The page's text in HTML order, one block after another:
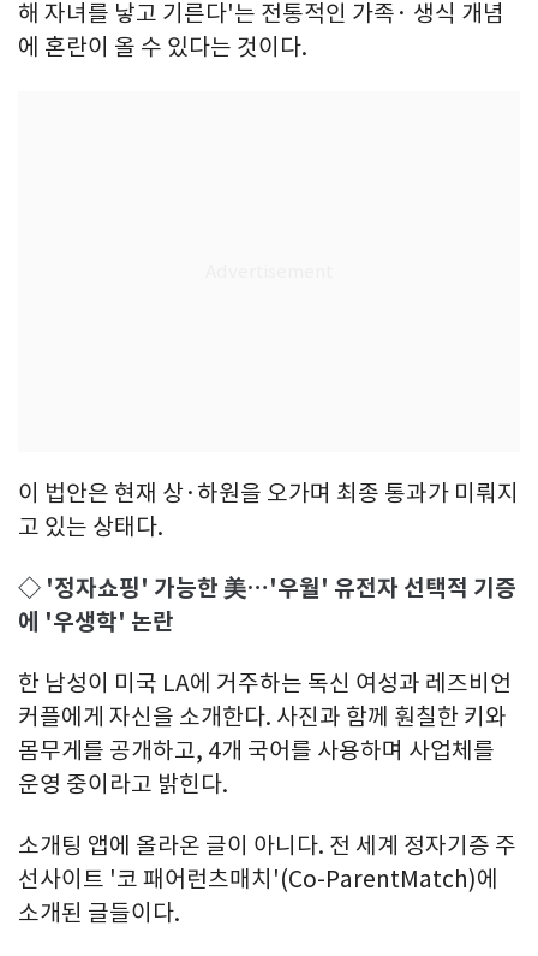
해 자녀를 낳고 기른다'는 전통적인 가족· 생식 개념
에 혼란이 올 수 있다는 것이다.
이 법안은 현재 상·하원을 오가며 최종 통과가 미뤄지
고 있는 상태다.
◇ '정자쇼핑' 가능한 美…'우월' 유전자 선택적 기증
에 '우생학' 논란
한 남성이 미국 LA에 거주하는 독신 여성과 레즈비언
커플에게 자신을 소개한다. 사진과 함께 훤칠한 키와
몸무게를 공개하고, 4개 국어를 사용하며 사업체를
운영 중이라고 밝힌다.
소개팅 앱에 올라온 글이 아니다. 전 세계 정자기증 주
선사이트 '코 패어런츠매치'(Co-ParentMatch)에
소개된 글들이다.